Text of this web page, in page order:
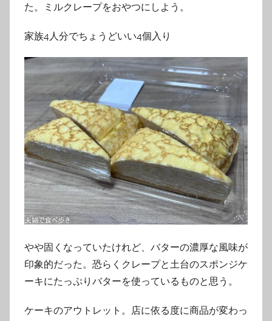
た。ミルクレープをおやつにしよう。
家族4人分でちょうどいい4個入り
やや固くなっていたけれど、バターの濃厚な風味が
印象的だった。恐らくクレープと土台のスポンジケ
ーキにたっぷりバターを使っているものと思う。
ケーキのアウトレット。店に依る度に商品が変わっ